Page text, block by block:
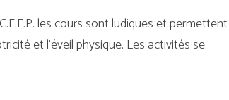
les cours sont ludiques et permettent
et l’éveil physique. Les activités se